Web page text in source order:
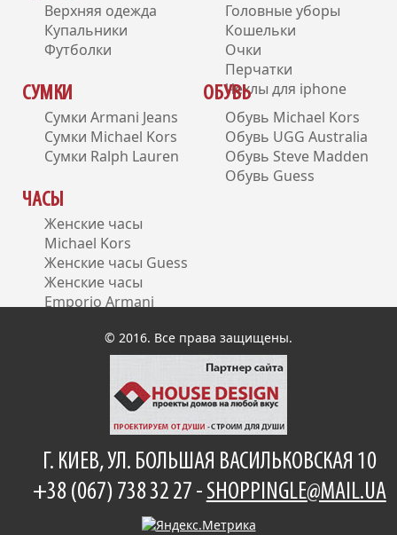
Верхняя одежда
Купальники
Футболки
Головные уборы
Кошельки
Очки
Перчатки
Чехлы для iphone
СУМКИ
Сумки Armani Jeans
Сумки Michael Kors
Сумки Ralph Lauren
ОБУВЬ
Обувь Michael Kors
Обувь UGG Australia
Обувь Steve Madden
Обувь Guess
ЧАСЫ
Женские часы
Michael Kors
Женские часы Guess
Женские часы
Emporio Armani
© 2016. Все права защищены.
Г. КИЕВ, УЛ. БОЛЬШАЯ ВАСИЛЬКОВСКАЯ 10
+38 (067) 738 32 27 - SHOPPINGLE@MAIL.UA